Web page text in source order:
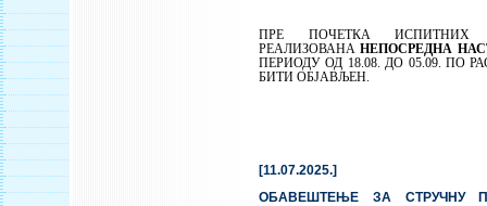
ПРЕ ПОЧЕТКА ИСПИТНИХ
РЕАЛИЗОВАНАНЕПОСРЕДНА
ПЕРИОДУ ОД 18.08. ДО 05.09. ПО
БИТИ ОБЈАВЉЕН.
[11.07.2025.]
ОБАВЕШТЕЊЕ ЗА СТРУЧНУ